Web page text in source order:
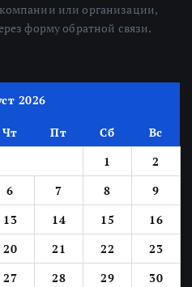
или организации,
форму обратной связи.
2026
Чт Пт Сб
Вс
1
2
6 7 8
9
13 14 15
16
20 21 22
23
27 28 29
30